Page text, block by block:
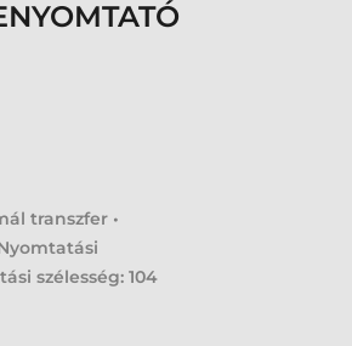
transzfer •
szélesség: 104